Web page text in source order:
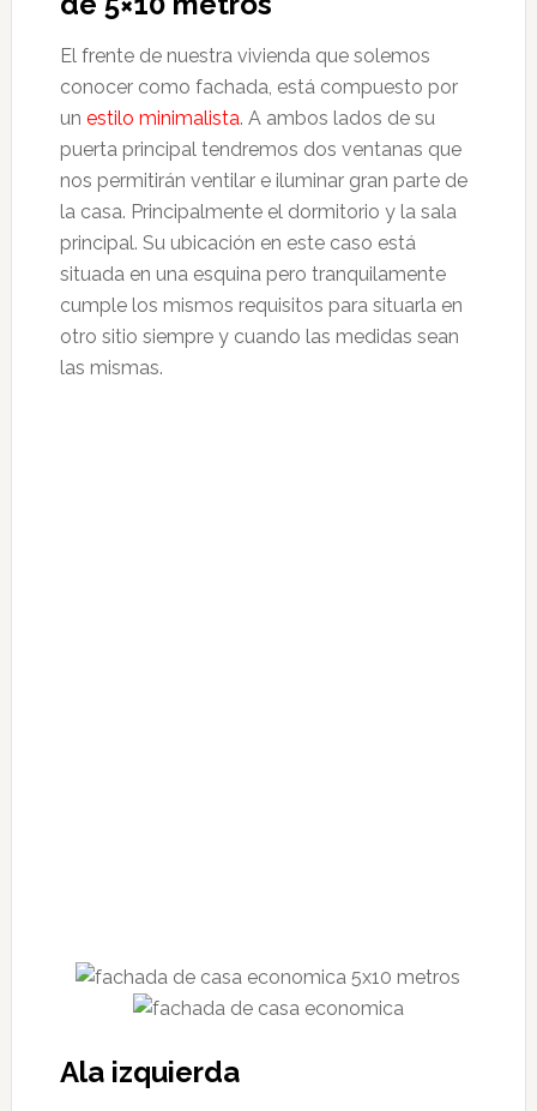
El frente de nuestra vivienda que solemos
conocer como fachada, está compuesto por
un estilo minimalista. A ambos lados de su
puerta principal tendremos dos ventanas que
nos permitirán ventilar e iluminar gran parte de
la casa. Principalmente el dormitorio y la sala
principal. Su ubicación en este caso está
situada en una esquina pero tranquilamente
cumple los mismos requisitos para situarla en
otro sitio siempre y cuando las medidas sean
las mismas.
Ala izquierda